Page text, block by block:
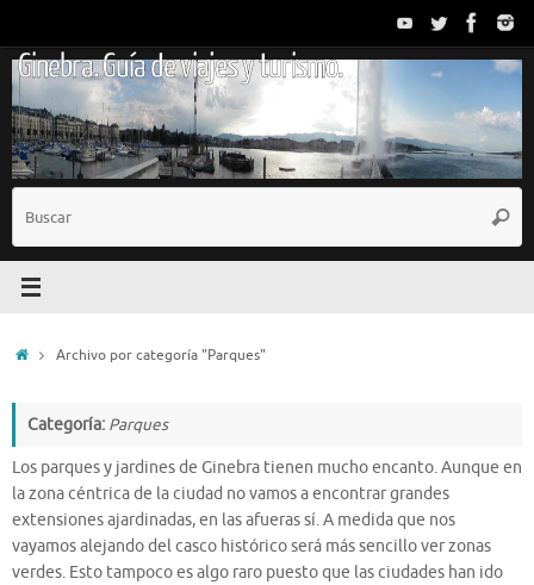
contenido
Ginebra. Guía de viajes y turismo.
InicioArchivo por categoría "Parques"
Categoría: Parques
Los parques y jardines de Ginebra tienen mucho encanto. Aunque en
la zona céntrica de la ciudad no vamos a encontrar grandes
extensiones ajardinadas, en las afueras sí. A medida que nos
vayamos alejando del casco histórico será más sencillo ver zonas
verdes. Esto tampoco es algo raro puesto que las ciudades han ido